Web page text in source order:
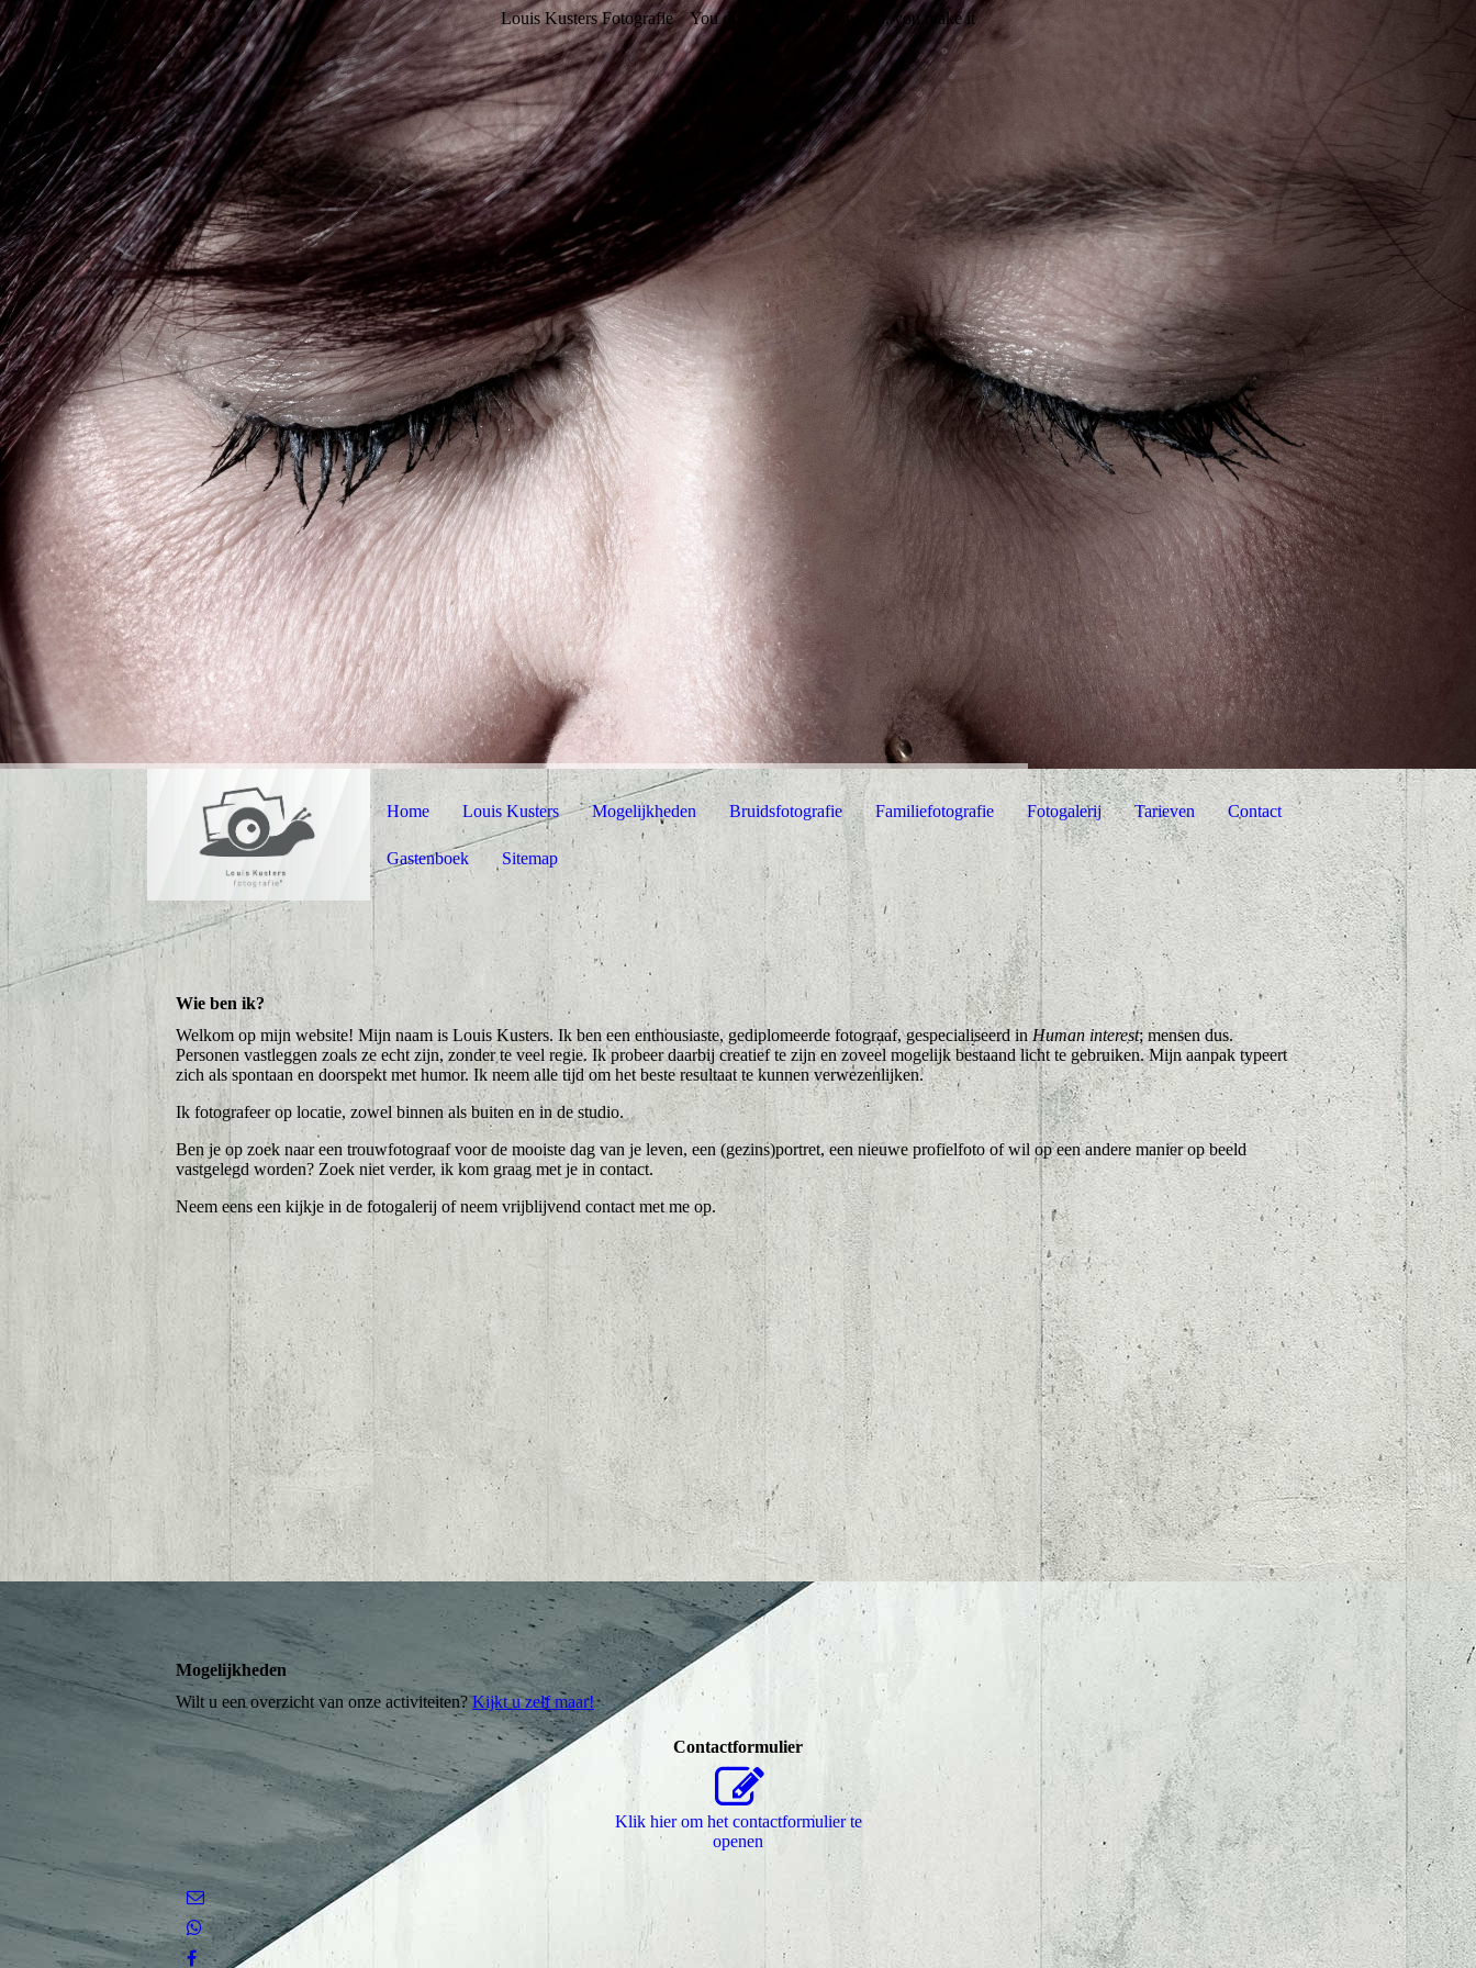
Louis Kusters Fotografie You don't take a photograph, you make it
Home Louis Kusters Mogelijkheden Bruidsfotografie Familiefotografie Fotogalerij Tarieven Contact
Gastenboek Sitemap
Wie ben ik?
Welkom op mijn website! Mijn naam is Louis Kusters. Ik ben een enthousiaste, gediplomeerde fotograaf, gespecialiseerd inHuman interest; mensen dus.
Personen vastleggen zoals ze echt zijn, zonder te veel regie. Ik probeer daarbij creatief te zijn en zoveel mogelijk bestaand licht te gebruiken. Mijn aanpak typeert
zich als spontaan en doorspekt met humor. Ik neem alle tijd om het beste resultaat te kunnen verwezenlijken.
Ik fotografeer op locatie, zowel binnen als buiten en in de studio.
Ben je op zoek naar een trouwfotograaf voor de mooiste dag van je leven, een (gezins)portret, een nieuwe profielfoto of wil op een andere manier op beeld
vastgelegd worden? Zoek niet verder, ik kom graag met je in contact.
Neem eens een kijkje in de fotogalerij of neem vrijblijvend contact met me op.
Mogelijkheden
Wilt u een overzicht van onze activiteiten?Kijkt u zelf maar!
Contactformulier
Klik hier om het contactformulier te
openen